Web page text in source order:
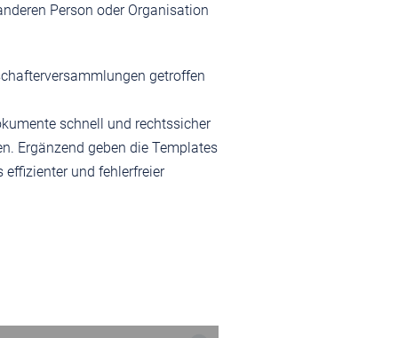
Person oder Organisation
getroffen
schnell und rechtssicher
Ergänzend geben die Templates
effizienter und fehlerfreier